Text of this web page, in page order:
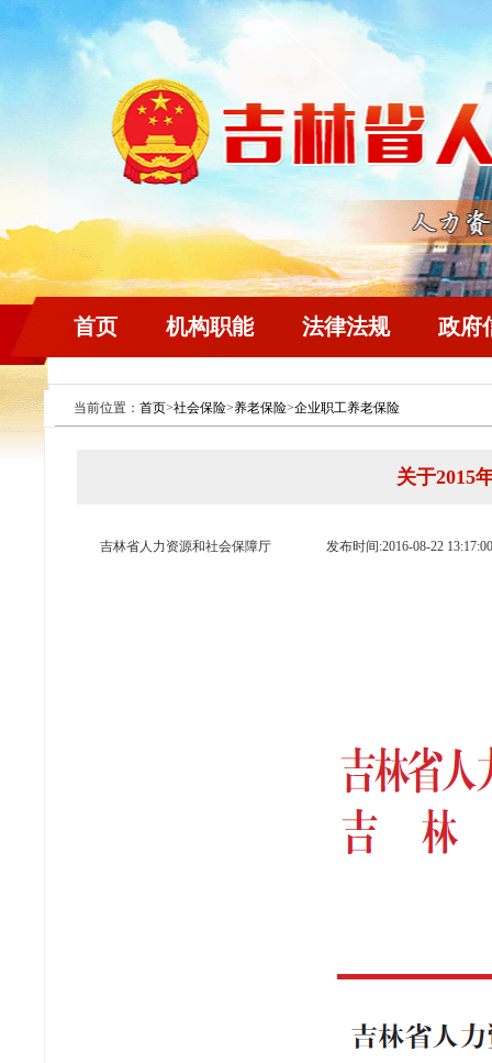
首页 机构职能 法律法规 政府
当前位置： 首页>社会保险>养老保险>企业职工养老保险
关于2015
吉林省人力资源和社会保障厅 发布时间:2016-08-22 13:17:00